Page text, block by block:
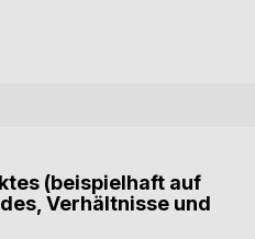
(beispielhaft auf
Verhältnisse und